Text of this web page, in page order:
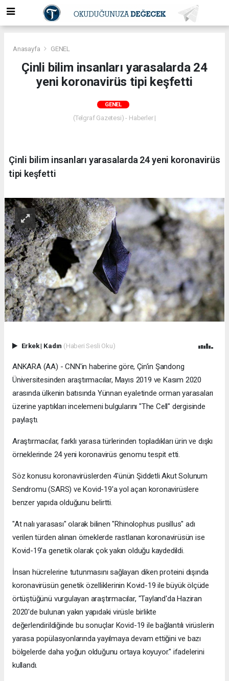
Anasayfa GENEL
Çinli bilim insanları yarasalarda 24
yeni koronavirüs tipi keşfetti
GENEL
(Telgraf Gazetesi) - Haberler |
Çinli bilim insanları yarasalarda 24 yeni koronavirüs
tipi keşfetti
Erkek| Kadın (Haberi Sesli Oku)
ANKARA (AA) - CNN'in haberine göre, Çin'in Şandong
Üniversitesinden araştırmacılar, Mayıs 2019 ve Kasım 2020
arasında ülkenin batısında Yünnan eyaletinde orman yarasaları
üzerine yaptıkları incelemeni bulgularını "The Cell" dergisinde
paylaştı.
Araştırmacılar, farklı yarasa türlerinden topladıkları ürin ve dışkı
örneklerinde 24 yeni koronavirüs genomu tespit etti.
Söz konusu koronavirüslerden 4'ünün Şiddetli Akut Solunum
Sendromu (SARS) ve Kovid-19'a yol açan koronavirüslere
benzer yapıda olduğunu belirtti.
"At nalı yarasası" olarak bilinen "Rhinolophus pusillus" adı
verilen türden alınan örneklerde rastlanan koronavirüsün ise
Kovid-19'a genetik olarak çok yakın olduğu kaydedildi.
İnsan hücrelerine tutunmasını sağlayan diken proteini dışında
koronavirüsün genetik özelliklerinin Kovid-19 ile büyük ölçüde
örtüştüğünü vurgulayan araştırmacılar, "Tayland'da Haziran
2020'de bulunan yakın yapıdaki virüsle birlikte
değerlendirildiğinde bu sonuçlar Kovid-19 ile bağlantılı virüslerin
yarasa popülasyonlarında yayılmaya devam ettiğini ve bazı
bölgelerde daha yoğun olduğunu ortaya koyuyor." ifadelerini
kullandı.